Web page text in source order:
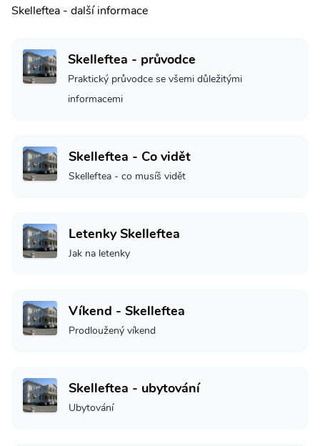
Skelleftea - další informace
Skelleftea - průvodce
Praktický průvodce se všemi důležitými
informacemi
Skelleftea - Co vidět
Skelleftea - co musíš vidět
Letenky Skelleftea
Jak na letenky
Víkend - Skelleftea
Prodloužený víkend
Skelleftea - ubytování
Ubytování